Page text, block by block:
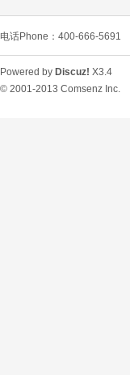
电话Phone：400-666-5691
Powered by Discuz! X3.4
© 2001-2013 Comsenz Inc.